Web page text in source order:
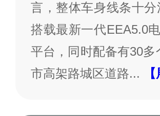
言，整体车身线条十
搭载最新一代EEA5.0
平台，同时配备有30
市高架路城区道路...